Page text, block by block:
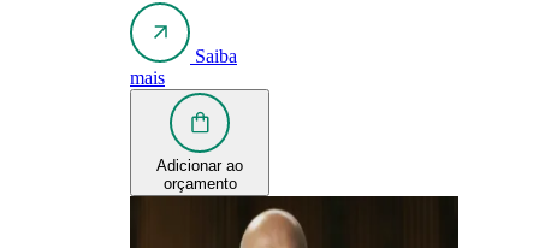
Saiba
mais
Adicionar ao
orçamento